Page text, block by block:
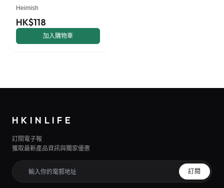
Heimish
HK$118
加入購物車
HKINLIFE
訂閱電子報
獲取最新產品資訊與獨家優惠
訂閱